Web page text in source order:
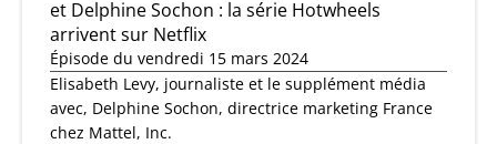
et Delphine Sochon : la série Hotwheels
arrivent sur Netflix
Épisode du vendredi 15 mars 2024
Elisabeth Levy, journaliste et le supplément média
avec, Delphine Sochon, directrice marketing France
chez Mattel, Inc.